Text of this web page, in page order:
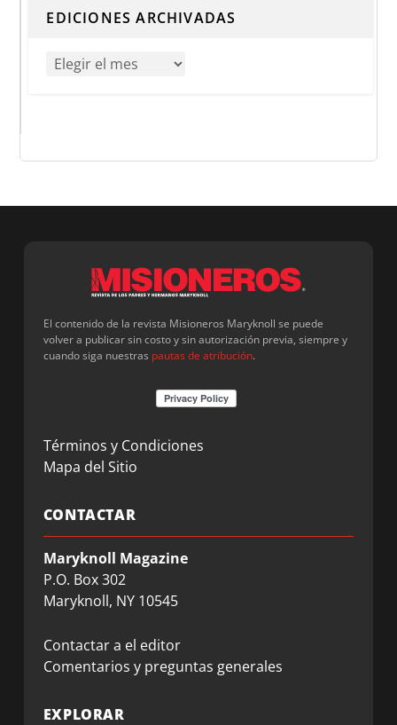
EDICIONES ARCHIVADAS
El contenido de la revista Misioneros Maryknoll se puede
volver a publicar sin costo y sin autorización previa, siempre y
cuando siga nuestras pautas de atribución.
Términos y Condiciones
Mapa del Sitio
CONTACTAR
Maryknoll Magazine
P.O. Box 302
Maryknoll, NY 10545
Contactar a el editor
Comentarios y preguntas generales
EXPLORAR